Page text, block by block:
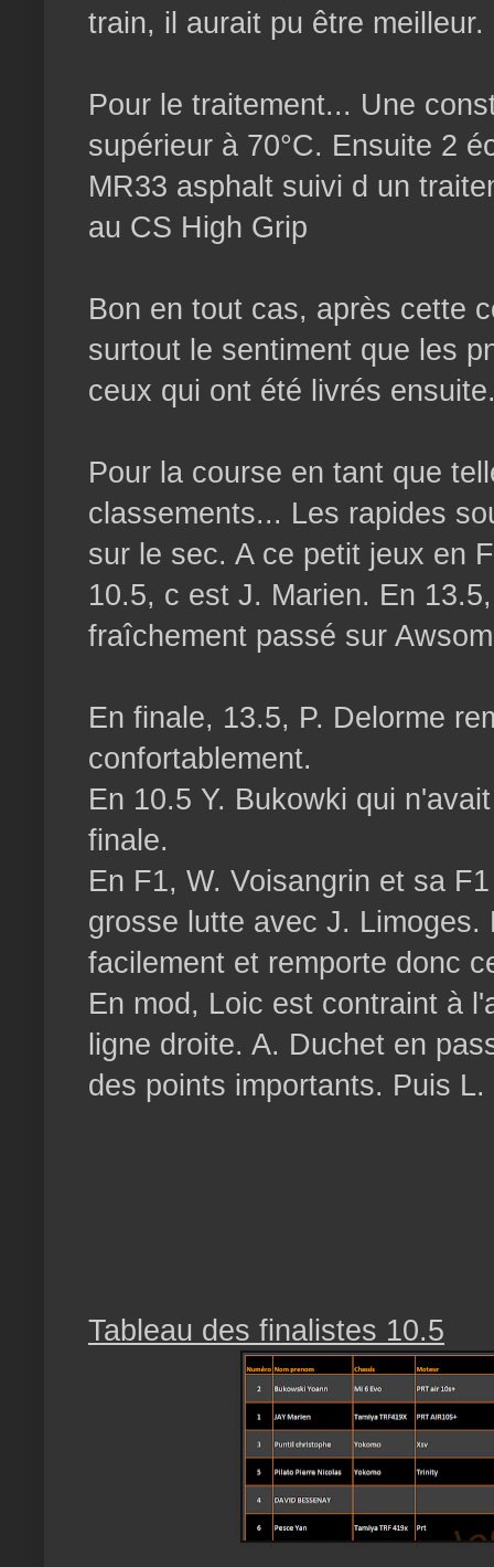
train, il aurait pu être meilleur.
Pour le traitement... Une
supérieur à 70°C. Ensuite 2
MR33 asphalt suivi d un
au CS High Grip
Bon en tout cas, après cette
surtout le sentiment que les
ceux qui ont été livrés
Pour la course en tant que
classements... Les rapides
sur le sec. A ce petit jeux en
10.5, c est J. Marien. En
fraîchement passé sur
En finale, 13.5, P. Delorme
confortablement.
En 10.5 Y. Bukowki qui
finale.
En F1, W. Voisangrin et sa
grosse lutte avec J.
facilement et remporte donc
En mod, Loic est contraint à
ligne droite. A. Duchet en
des points importants. Puis
Tableau des finalistes 10.5